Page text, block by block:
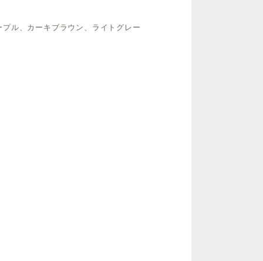
ル、カーキブラウン、ライトグレー